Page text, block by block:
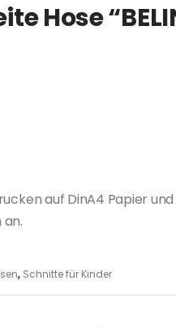
Hose
auf DinA4 Papier
, Schnitte für Kinder